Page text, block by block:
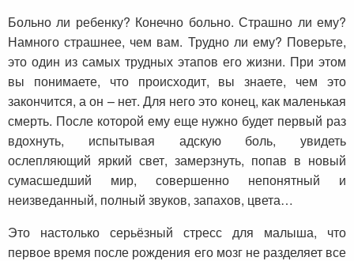
Больно ли ребенку? Конечно больно. Страшно ли ему?
Намного страшнее, чем вам. Трудно ли ему? Поверьте,
это один из самых трудных этапов его жизни. При этом
вы понимаете, что происходит, вы знаете, чем это
закончится, а он – нет. Для него это конец, как маленькая
смерть. После которой ему еще нужно будет первый раз
вдохнуть, испытывая адскую боль, увидеть
ослепляющий яркий свет, замерзнуть, попав в новый
сумасшедший мир, совершенно непонятный и
неизведанный, полный звуков, запахов, цвета…
Это настолько серьёзный стресс для малыша, что
первое время после рождения его мозг не разделяет все